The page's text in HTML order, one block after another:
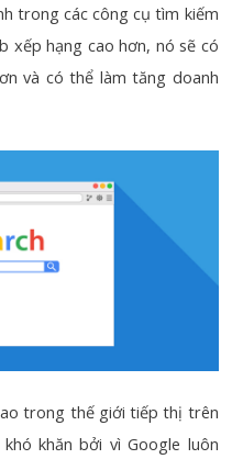
trong các công cụ tìm kiếm
xếp hạng cao hơn, nó sẽ có
và có thể làm tăng doanh
trong thế giới tiếp thị trên
khăn bởi vì Google luôn